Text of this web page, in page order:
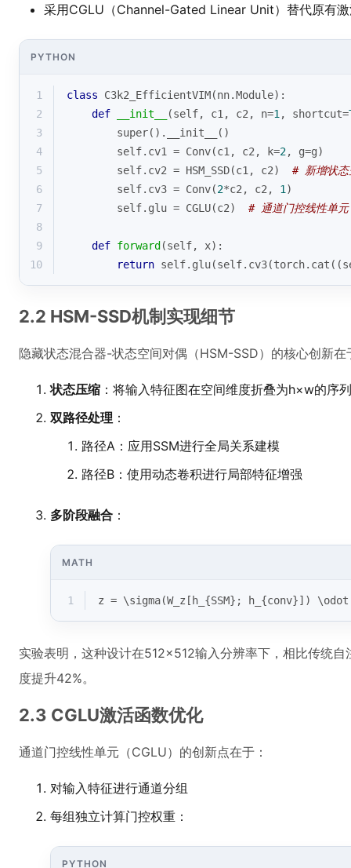
采用CGLU（Channel-Gated Linear Unit）替代原有
PYTHON
1 class C3k2_EfficientVIM(nn.Module):
2
def __init__ (self, c1, c2, n=1 , shortcut=
3
super().__init__()
4
        self.cv1 = Conv(c1, c2, k=
2, g=g)
5
        self.cv2 = HSM_SSD(c1, c2)
# 新增状态
6
        self.cv3 = Conv(
2*c2, c2, 1 )
7
        self.glu = CGLU(c2)
# 通道门控线性单元
8
9
def forward (self, x):
10
return
2.2 HSM-SSD机制实现细节
隐藏状态混合器-状态空间对偶（HSM-SSD）的核心创新在
状态压缩 ：将输入特征图在空间维度折叠为h×w的序
双路径处理 ：
路径A：应用SSM进行全局关系建模
路径B：使用动态卷积进行局部特征增强
多阶段融合 ：
MATH
1 z = \sigma(W_z[h_{SSM}; h_{conv}])
实验表明，这种设计在512×512输入分辨率下，相比传统
度提升42%。
2.3 CGLU激活函数优化
通道门控线性单元（CGLU）的创新点在于：
对输入特征进行通道分组
每组独立计算门控权重：
PYTHON